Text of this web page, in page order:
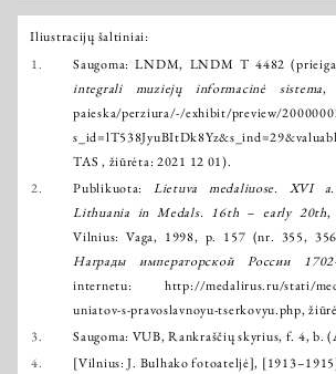
Iliustracijų šaltiniai:
1.
Saugoma: LNDM, LNDM T 4482
integrali muziejų informacinė sistema,
paieska/perziura/-/exhibit/preview/
TAS , žiūrėta: 2021 12 01).
2.
Publikuota: Lietuva medaliuose. XVI
Lithuania in Medals. 16th – early 20th,
Vilnius: Vaga, 1998, p. 157 (nr. 355,
Награды императорской России
internetu: http://medalirus.ru/stati/
uniatov-s-pravoslavnoyu-tserkovyu.php,
3.
Saugoma: VUB, Rankraščių skyrius, f. 4, b.
4.
[Vilnius: J. Bulhako fotoateljė],